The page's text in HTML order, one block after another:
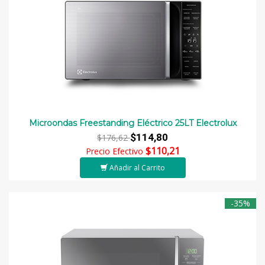
Microondas Freestanding Eléctrico 25LT Electrolux
$176,62$114,80
Precio Efectivo $110,21
Añadir al Carrito
-35%